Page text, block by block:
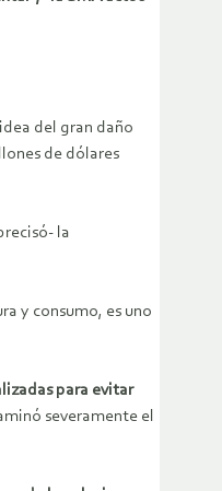
del gran daño
de dólares
la
y consumo, es uno
para evitar
severamente el